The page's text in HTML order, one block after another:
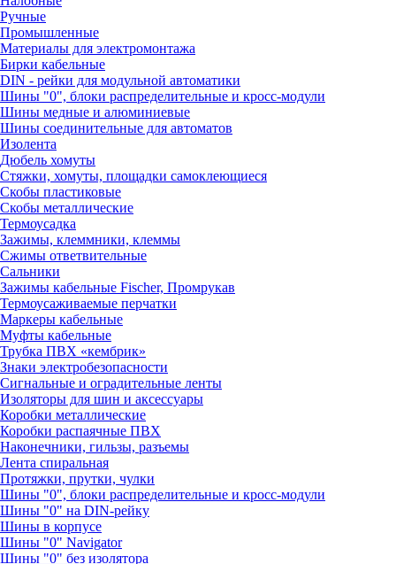
Ручные
Промышленные
Материалы для электромонтажа
Бирки кабельные
DIN - рейки для модульной автоматики
Шины "0", блоки распределительные и кросс-модули
Шины медные и алюминиевые
Шины соединительные для автоматов
Изолента
Дюбель хомуты
Стяжки, хомуты, площадки самоклеющиеся
Скобы пластиковые
Скобы металлические
Термоусадка
Зажимы, клеммники, клеммы
Сжимы ответвительные
Сальники
Зажимы кабельные Fischer, Промрукав
Термоусаживаемые перчатки
Маркеры кабельные
Муфты кабельные
Трубка ПВХ «кембрик»
Знаки электробезопасности
Сигнальные и оградительные ленты
Изоляторы для шин и аксессуары
Коробки металлические
Коробки распаячные ПВХ
Наконечники, гильзы, разъемы
Лента спиральная
Протяжки, прутки, чулки
Шины "0", блоки распределительные и кросс-модули
Шины "0" на DIN-рейку
Шины в корпусе
Шины "0" Navigator
Шины "0" без изолятора